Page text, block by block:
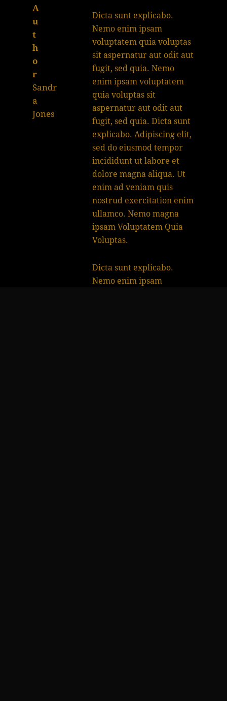
A
u
t
h
o
r
Sandr
a
Jones
Dicta sunt explicabo.
Nemo enim ipsam
voluptatem quia voluptas
sit aspernatur aut odit aut
fugit, sed quia. Nemo
enim ipsam voluptatem
quia voluptas sit
aspernatur aut odit aut
fugit, sed quia. Dicta sunt
explicabo. Adipiscing elit,
sed do eiusmod tempor
incididunt ut labore et
dolore magna aliqua. Ut
enim ad veniam quis
nostrud exercitation enim
ullamco. Nemo magna
ipsamVoluptatem Quia
Voluptas.
Dicta sunt explicabo.
Nemo enim ipsam